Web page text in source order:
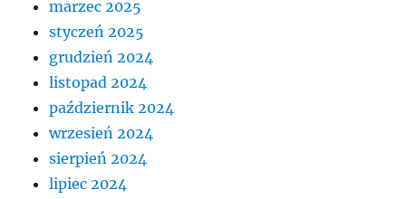
marzec 2025
styczeń 2025
grudzień 2024
listopad 2024
październik 2024
wrzesień 2024
sierpień 2024
lipiec 2024